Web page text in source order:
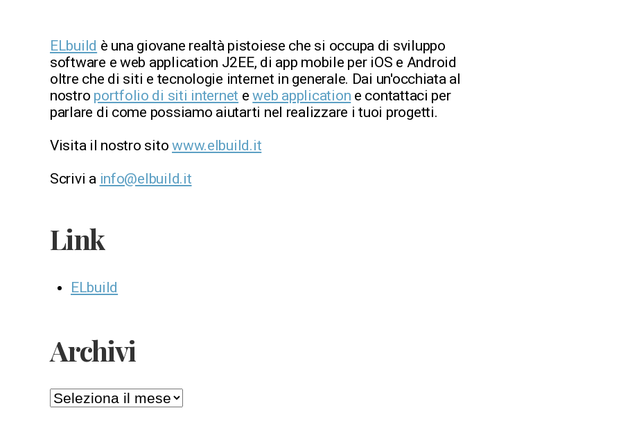
ELbuild è una giovane realtà pistoiese che si occupa di sviluppo
software e web application J2EE, di app mobile per iOS e Android
oltre che di siti e tecnologie internet in generale. Dai un'occhiata al
nostro portfolio di siti internet eweb application e contattaci per
parlare di come possiamo aiutarti nel realizzare i tuoi progetti.
Visita il nostro sitowww.elbuild.it
Scrivi a info@elbuild.it
Link
ELbuild
Archivi
Archivi